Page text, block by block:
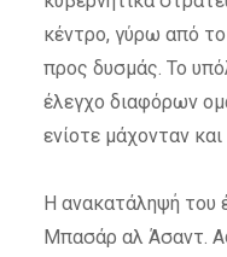
κέντρο, γύρω από
προς δυσμάς. Το
έλεγχο διαφόρων
ενίοτε μάχονταν
Η ανακατάληψή του
Μπασάρ αλ Άσαντ.